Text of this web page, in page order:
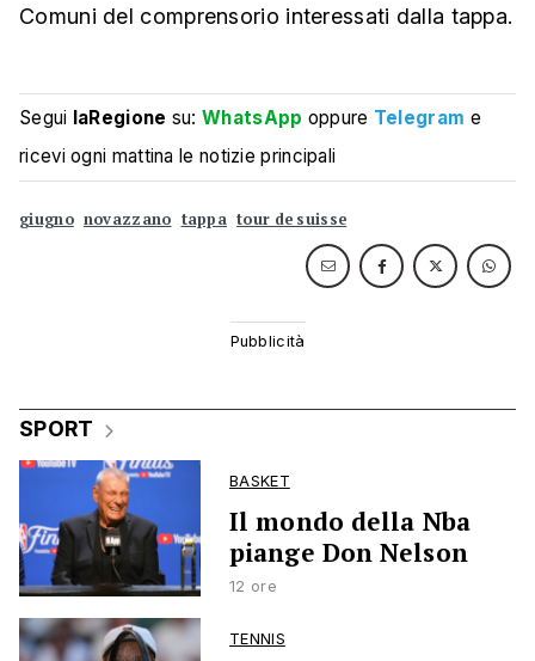
Comuni del comprensorio interessati dalla tappa.
Segui laRegione su:WhatsApp oppure Telegram e
ricevi ogni mattina le notizie principali
giugno novazzano tappa tour de suisse
SPORT
BASKET
Il mondo della Nba
piange Don Nelson
12 ore
TENNIS